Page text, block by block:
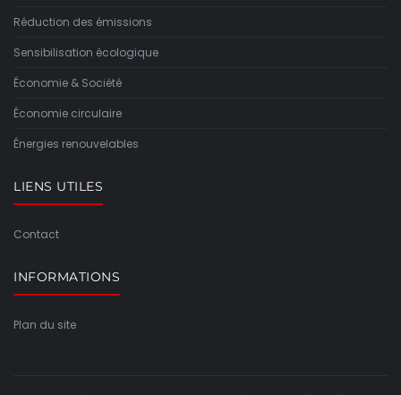
Réduction des émissions
Sensibilisation écologique
Économie & Société
Économie circulaire
Énergies renouvelables
LIENS UTILES
Contact
INFORMATIONS
Plan du site